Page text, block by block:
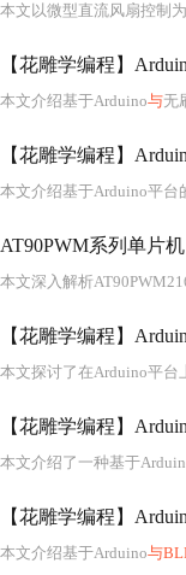
本文以微型直流风扇控制
【花雕学编程】
本文介绍基于Arduino与无
【花雕学编程】
本文介绍基于Arduino平台
AT90PWM系列单片机
本文深入解析
【花雕学编程】
本文探讨了在Arduino平台
【花雕学编程】
本文介绍了一种基于
【花雕学编程】
本文介绍基于Arduino与